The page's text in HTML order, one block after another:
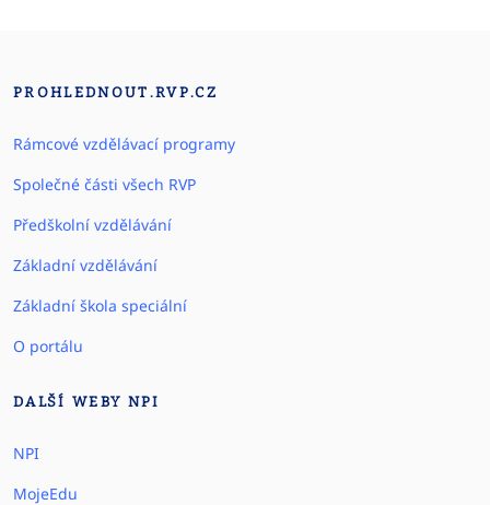
PROHLEDNOUT.RVP.CZ
Rámcové vzdělávací programy
Společné části všech RVP
Předškolní vzdělávání
Základní vzdělávání
Základní škola speciální
O portálu
DALŠÍ WEBY NPI
NPI
MojeEdu